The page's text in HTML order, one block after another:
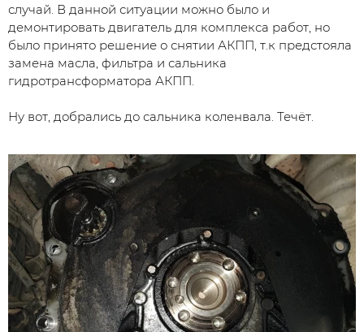
случай. В данной ситуации можно было и
демонтировать двигатель для комплекса работ, но
было принято решение о снятии АКПП, т.к предстояла
замена масла, фильтра и сальника
гидротрансформатора АКПП.
Ну вот, добрались до сальника коленвала. Течёт.